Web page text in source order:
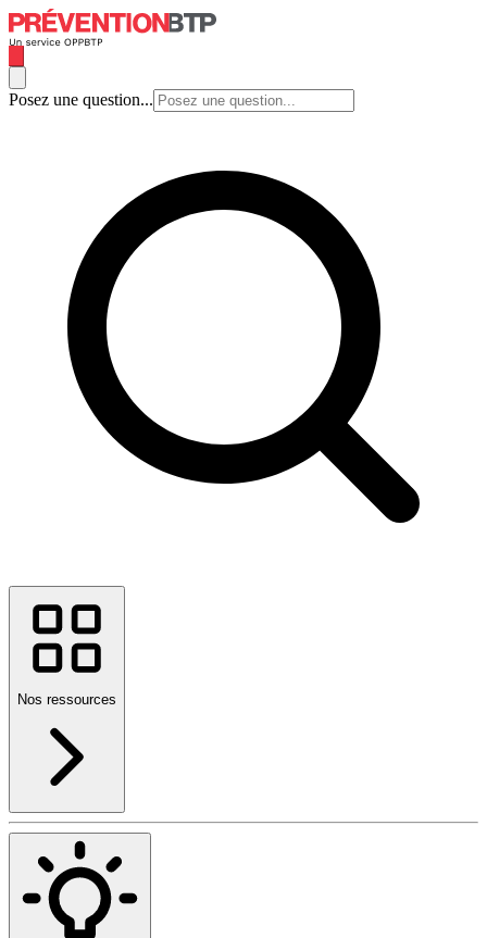
Posez une question...
Nos ressources